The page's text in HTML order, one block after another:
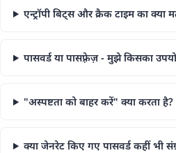
एन्ट्रॉपी बिट्स और क्रैक टाइम का क्या
पासवर्ड या पासफ़्रेज़ - मुझे किसका
"अस्पष्टता को बाहर करें" क्या करता है?
क्या जेनरेट किए गए पासवर्ड कहीं भी